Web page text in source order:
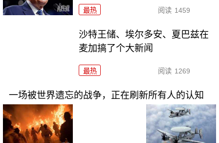
最热 阅读 1459
沙特王储、埃尔多安、夏巴兹在
麦加搞了个大新闻
最热 阅读 1269
一场被世界遗忘的战争，正在刷新所有人的认知